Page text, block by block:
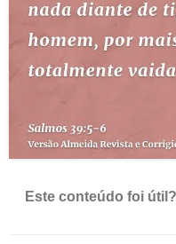
Este conteúdo foi útil?